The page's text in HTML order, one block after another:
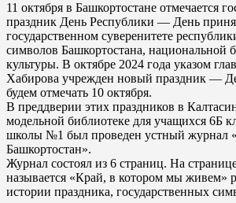
11 октября в Башкортостане отмечается
праздник День Республики — День
государственном суверенитете
символов Башкортостана, национальной
культуры. В октябре 2024 года указом
Хабирова учрежден новый праздник —
будем отмечать 10 октября.
В преддверии этих праздников в
модельной библиотеке для учащихся 6Б
школы №1 был проведен устный журнал
Башкортостан».
Журнал состоял из 6 страниц. На
называется «Край, в котором мы живем»
истории праздника, государственных